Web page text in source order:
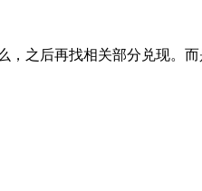
，之后再找相关部分兑现。